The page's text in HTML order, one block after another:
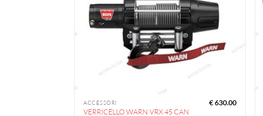
ACCESSORI
VERRICELLO WARN VRX 45 CAN
€630.00